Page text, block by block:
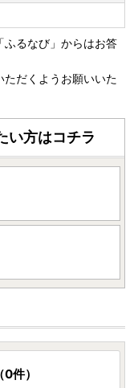
例申請書はお申し込
いたします。
ざいます。あらか
（ワンストップ特例
9
ふるなび」からはお答
だくようお願いいた
い方はコチラ
（0件）